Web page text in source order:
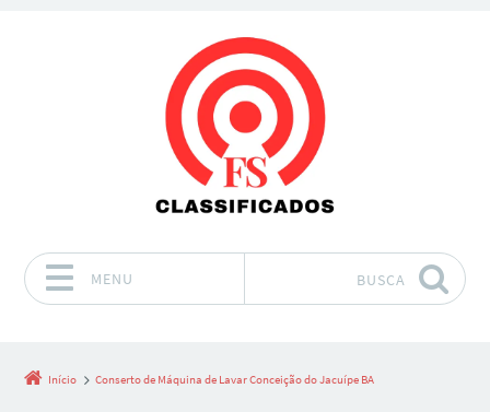
MENU BUSCA
Início Conserto de Máquina de Lavar Conceição do Jacuípe BA